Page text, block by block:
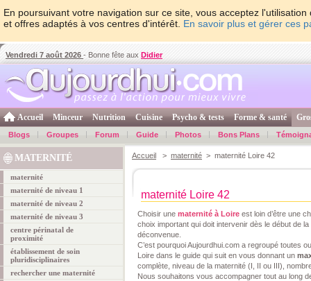
En poursuivant votre navigation sur ce site, vous acceptez
et offres adaptés à vos centres d'intérêt. En savoir plus et gérer ces
Vendredi 7 août 2026 - Bonne fête aux Didier
Accueil Minceur Nutrition Cuisine Psycho & tests Forme & santé
Blogs Groupes Forum Guide Photos Bons Plans
MATERNITÉ
maternité
maternité de niveau 1
maternité de niveau 2
maternité de niveau 3
centre périnatal de
proximité
établissement de soin
pluridisciplinaires
rechercher une maternité
Accueil > maternité > maternité Loire 42
maternité Loire 42
Choisir une maternité à Loire est loin d’être une
choix important qui doit intervenir dès le début de
déconvenue.
C’est pourquoi Aujourdhui.com a regroupé toutes
Loire dans le guide qui suit en vous donnant un
complète, niveau de la maternité (I, II ou III),
Nous souhaitons vous accompagner tout au long